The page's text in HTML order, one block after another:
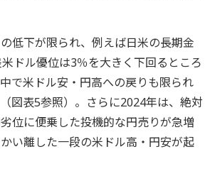
低下が限られ、例えば日米の長期金
ドル優位は3％を大きく下回るところ
で米ドル安・円高への戻りも限られ
図表5参照）。さらに2024年は、絶対
位に便乗した投機的な円売りが急増
い離した一段の米ドル高・円安が起